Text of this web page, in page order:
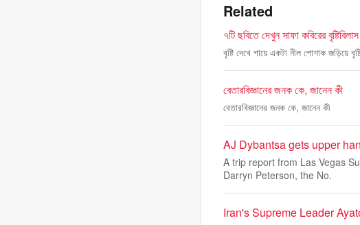
Related
৭টি ছবিতে দেখুন সাফা কবিরের বৃষ্টিবিলাস
বৃষ্টি দেখে গায়ে একটা নীল পোশাক জড়িয়ে
বেতারবিজ্ঞানের জনক কে, জানেন কী
বেতারবিজ্ঞানের জনক কে, জানেন কী
AJ Dybantsa gets upper
A trip report from Las Vegas
Darryn Peterson, the No.
Iran's Supreme Leader